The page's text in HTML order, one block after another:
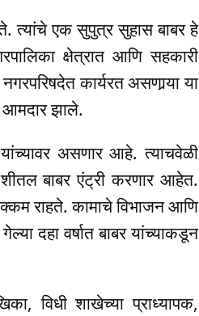
त्यांचे एक सुपुत्र सुहास बाबर हे
क्षेत्रात आणि सहकारी
कार्यरत असणार्‍या या
आमदार झाले.
यांच्यावर असणार आहे. त्याचवेळी
बाबर एंट्री करणार आहेत.
राहते. कामाचे विभाजन आणि
दहा वर्षात बाबर यांच्याकडून
विधी शाखेच्या प्राध्यापक,